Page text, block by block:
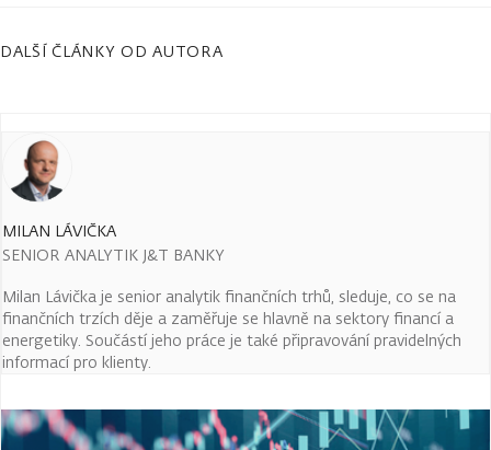
DALŠÍ ČLÁNKY OD AUTORA
MILAN LÁVIČKA
SENIOR ANALYTIK J&T BANKY
Milan Lávička je senior analytik finančních trhů, sleduje, co se na
finančních trzích děje a zaměřuje se hlavně na sektory financí a
energetiky. Součástí jeho práce je také připravování pravidelných
informací pro klienty.